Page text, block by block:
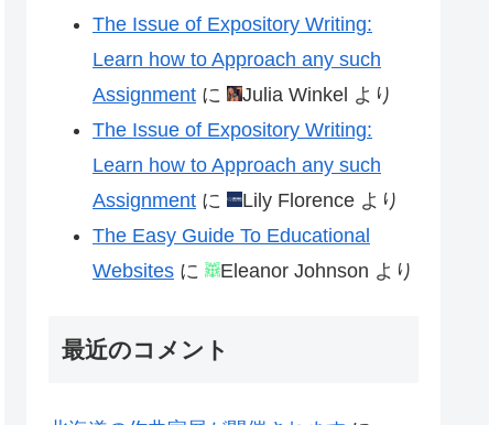
The Issue of Expository Writing:
Learn how to Approach any such
Assignment に Julia Winkel より
The Issue of Expository Writing:
Learn how to Approach any such
Assignment に Lily Florence より
The Easy Guide To Educational
Websites に Eleanor Johnson より
最近のコメント